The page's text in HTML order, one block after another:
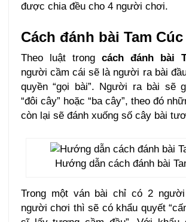
được chia đều cho 4 người chơi.
Cách đánh bài Tam Cúc
Theo luật trong cách đánh bài
người cầm cái sẽ là người ra bài
quyền “gọi bài”. Người ra bài sẽ
“đôi cây” hoặc “ba cây”, theo đó
còn lại sẽ đánh xuống số cây bài
Hướng dẫn cách đánh bài
Trong một ván bài chỉ có 2
người chơi thì sẽ có khẩu quyết